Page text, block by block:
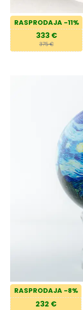
RASPRODAJA -11%
333 €
375 €
RASPRODAJA -8%
232 €